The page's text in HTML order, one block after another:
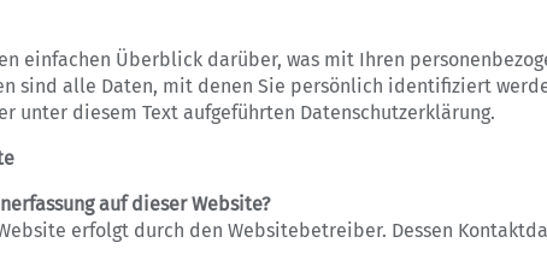
einfachen Überblick darüber, was mit Ihren
sind alle Daten, mit denen Sie persönlich identifiziert
unter diesem Text aufgeführten Datenschutzerklärung.
auf dieser Website?
erfolgt durch den Websitebetreiber. Dessen